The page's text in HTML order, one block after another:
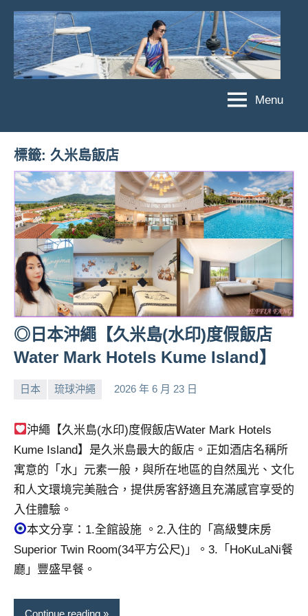
Skip
content
菲
亞
娃
JEFFIA
FANG
亞
娃
粉
絲
團、
主
題
旅
遊、
達
帶
路、
遊
目
來
賓、
News
金
探
號
節
目
班
Menu
標籤: 久米島飯店
◎日本沖繩【久米島(水印)度假飯店
Water Mark Hotels Kume Island】
日本 琉球沖繩 2026 年 6 月 23 日
小
No
沖繩【久米島(水印)度假飯店Water Mark Hotels
Kume Island】是久米島最大的飯店。正如酒店名稱所
寓意的「水」元素一般，與所在地區的自然風光、文化
和人文環境完美融合，提供房客舒適且充滿感官享受的
入住體驗。
本文分享：1.全館設施 。2.入住的「高級雙床房
Superior Twin Room(34平方公尺)」。3.「HoKuLaNi餐
廳」豐盛早餐。